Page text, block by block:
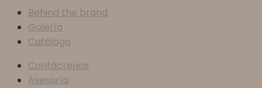
Behind the brand
Galería
Catálogo
Contáctenos
Asesoría